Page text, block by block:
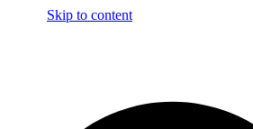
Skip to content